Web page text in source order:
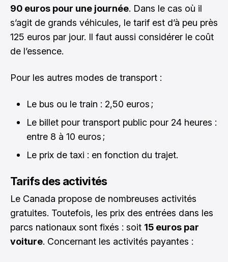
90 euros pour une journée. Dans le cas où il
s’agit de grands véhicules, le tarif est d’à peu près
125 euros par jour. Il faut aussi considérer le coût
de l’essence.
Pour les autres modes de transport :
Le bus ou le train : 2,50 euros ;
Le billet pour transport public pour 24 heures :
entre 8 à 10 euros ;
Le prix de taxi : en fonction du trajet.
Tarifs des activités
Le Canada propose de nombreuses activités
gratuites. Toutefois, les prix des entrées dans les
parcs nationaux sont fixés : soit 15 euros par
voiture. Concernant les activités payantes :